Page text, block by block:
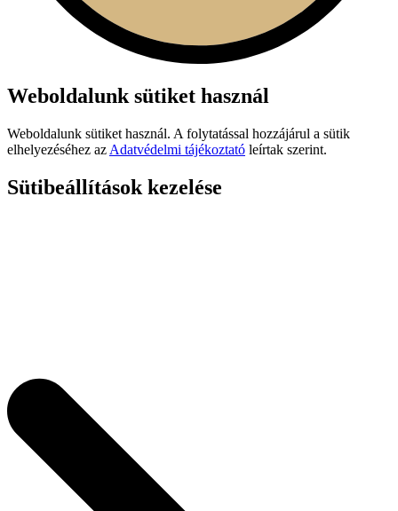
Weboldalunk sütiket használ
Weboldalunk sütiket használ. A folytatással hozzájárul a sütik
elhelyezéséhez az Adatvédelmi tájékoztató leírtak szerint.
Sütibeállítások kezelése